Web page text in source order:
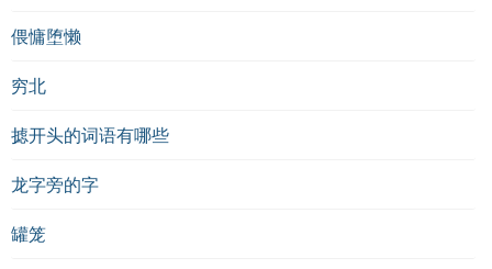
偎慵堕懒
穷北
摅开头的词语有哪些
龙字旁的字
罐笼